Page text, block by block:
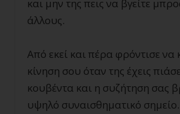
και μην της πεις να βγείτε
άλλους.
Από εκεί και πέρα φρόντισε να
κίνηση σου όταν της έχεις
κουβέντα και η συζήτηση σας
υψηλό συναισθηματικό